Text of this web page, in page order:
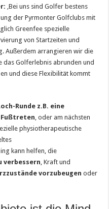
‚Bei uns sind Golfer bestens
der Pyrmonter Golfclubs mit
Greenfee spezielle
von Startzeiten und
Außerdem arrangieren wir die
das Golferlebnis abrunden und
und diese Flexibilität kommt
Runde z.B. eine
Fußtreten , oder am nächsten
physiotherapeutische
kann helfen, die
verbessern , Kraft und
vorzubeugen oder